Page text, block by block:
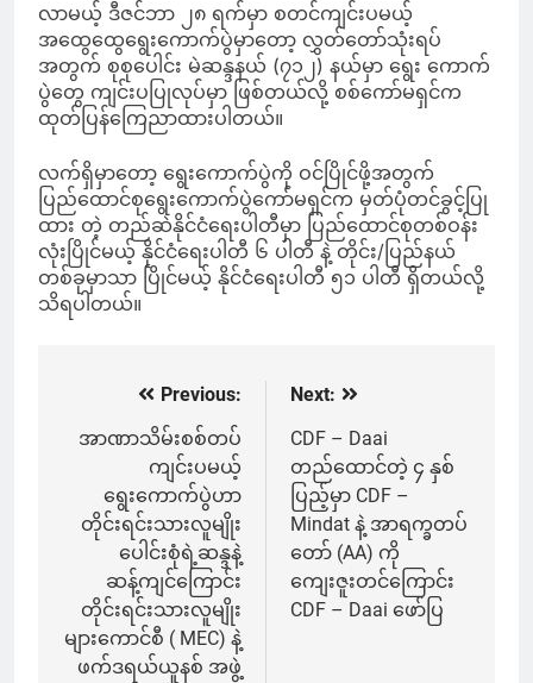
လာမယ့် ဒီဇင်ဘာ ၂၈ ရက်မှာ စတင်ကျင်းပမယ့်
အထွေထွေရွေးကောက်ပွဲမှာတော့ လွှတ်တော်သုံးရပ်
အတွက် စုစုပေါင်း မဲဆန္ဒနယ် (၇၁၂) နယ်မှာ ရွေး ကောက်
ပွဲတွေ ကျင်းပပြုလုပ်မှာ ဖြစ်တယ်လို့ စစ်ကော်မရှင်က
ထုတ်ပြန်ကြေညာထားပါတယ်။
လက်ရှိမှာတော့ ရွေးကောက်ပွဲကို ဝင်ပြိုင်ဖို့အတွက်
ပြည်ထောင်စုရွေးကောက်ပွဲကော်မရှင်က မှတ်ပုံတင်ခွင့်ပြု
ထား တဲ့ တည်ဆဲနိုင်ငံရေးပါတီမှာ ပြည်ထောင်စုတစ်ဝန်း
လုံးပြိုင်မယ့် နိုင်ငံရေးပါတီ ၆ ပါတီ နဲ့ တိုင်း/ပြည်နယ်
တစ်ခုမှာသာ ပြိုင်မယ့် နိုင်ငံရေးပါတီ ၅၁ ပါတီ ရှိတယ်လို့
သိရပါတယ်။
navigation
Previous:
အာဏာသိမ်းစစ်တပ်
ကျင်းပမယ့်
ရွေးကောက်ပွဲဟာ
တိုင်းရင်းသားလူမျိုး
ပေါင်းစုံရဲ့ဆန္ဒနဲ့
ဆန့်ကျင်ကြောင်း
တိုင်းရင်းသားလူမျိုး
များကောင်စီ ( MEC) နဲ့
ဖက်ဒရယ်ယူနစ် အဖွဲ့
Next:
CDF – Daai
တည်ထောင်တဲ့ ၄ နှစ်
ပြည့်မှာ CDF –
Mindat နဲ့ အာရက္ခတပ်
တော် (AA) ကို
ကျေးဇူးတင်ကြောင်း
CDF – Daai ဖော်ပြ